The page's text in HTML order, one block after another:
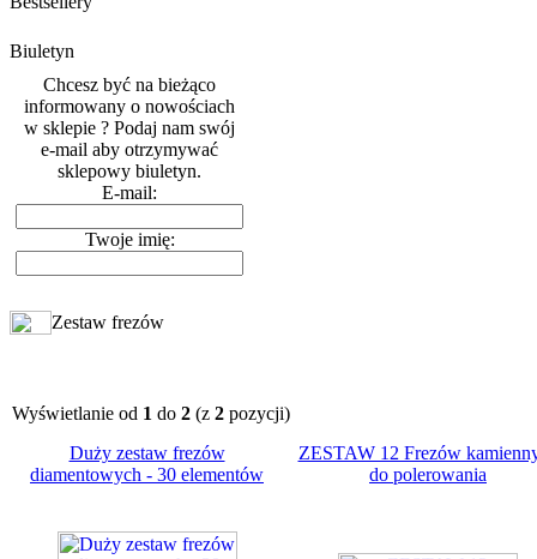
Biuletyn
Chcesz być na bieżąco
informowany o nowościach
w sklepie ? Podaj nam swój
e-mail aby otrzymywać
sklepowy biuletyn.
E-mail:
Twoje imię:
Zestaw frezów
Wyświetlanie od 1 do 2 (z 2 pozycji)
Duży zestaw frezów
diamentowych - 30 elementów
ZESTAW 12 Frezów
do polerowania